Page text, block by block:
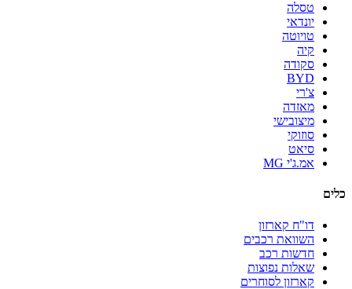
טסלה
יונדאי
טויוטה
קיה
סקודה
BYD
צ'רי
מאזדה
מיצובישי
סוזוקי
סיאט
אמ.ג'י MG
כלים
דו"ח קארזון
השוואת רכבים
חדשות רכב
שאלות נפוצות
קארזון לסוחרים